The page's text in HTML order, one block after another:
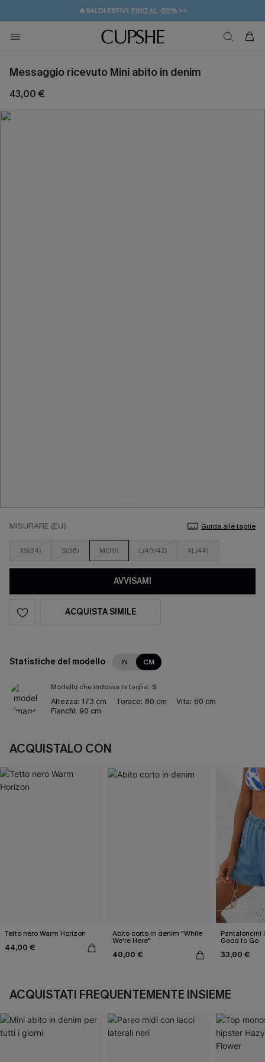
🔥SALDI ESTIVI: FINO AL -50%>>
🚚SPEDIZIONE GRATUITA DA 49€
💌REGALO PER I NUOVI: 20% DI SCONTO*
Messaggio ricevuto Mini abito in denim
43,00 €
MISURARE (EU) Guida alle taglie
XS(34) S(36) M(38) L(40/42) XL(44)
AVVISAMI
ACQUISTA SIMILE
Statistiche del modello IN CM
Modello che indossa la taglia: S
Altezza: 173 cm Torace: 80 cm Vita: 60 cm
Fianchi: 90 cm
ACQUISTALO CON
Tetto nero Warm Horizon
44,00 €
Abito corto in denim "While
We're Here"
40,00 €
Pantaloncini
Good to Go
33,00 €
ACQUISTATI FREQUENTEMENTE INSIEME